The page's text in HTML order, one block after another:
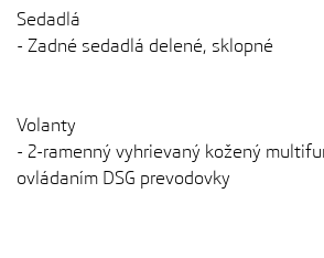
Sedadlá
- Zadné sedadlá delené, sklopné
Volanty
- 2-ramenný vyhrievaný kožený
ovládaním DSG prevodovky